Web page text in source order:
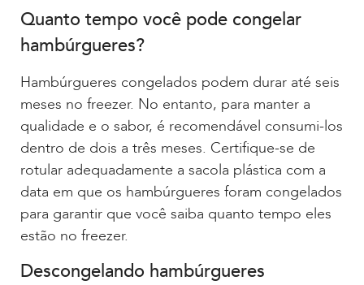
Quanto tempo você pode congelar
hambúrgueres?
Hambúrgueres congelados podem durar até seis
meses no freezer. No entanto, para manter a
qualidade e o sabor, é recomendável consumi-los
dentro de dois a três meses. Certifique-se de
rotular adequadamente a sacola plástica com a
data em que os hambúrgueres foram congelados
para garantir que você saiba quanto tempo eles
estão no freezer.
Descongelando hambúrgueres